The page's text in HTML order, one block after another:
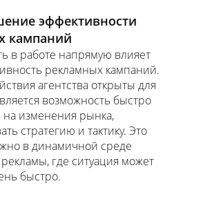
эффективности
кампаний
в работе напрямую влияет
рекламных кампаний.
агентства открыты для
возможность быстро
на изменения рынка,
стратегию и тактику. Это
в динамичной среде
где ситуация может
быстро.